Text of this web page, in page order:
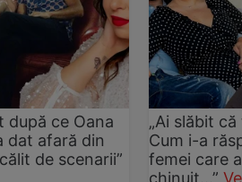
după ce Oana
dat afară din
de scenarii”
„Ai slăbit
Cum i-a
femei care
chinuit...”